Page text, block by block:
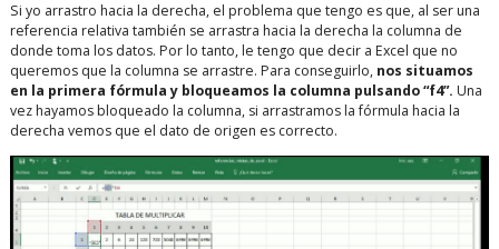
Si yo arrastro hacia la derecha, el problema que tengo es que, al ser una
referencia relativa también se arrastra hacia la derecha la columna de
donde toma los datos. Por lo tanto, le tengo que decir a Excel que no
queremos que la columna se arrastre. Para conseguirlo, nos situamos
en la primera fórmula y bloqueamos la columna pulsando “f4”. Una
vez hayamos bloqueado la columna, si arrastramos la fórmula hacia la
derecha vemos que el dato de origen es correcto.